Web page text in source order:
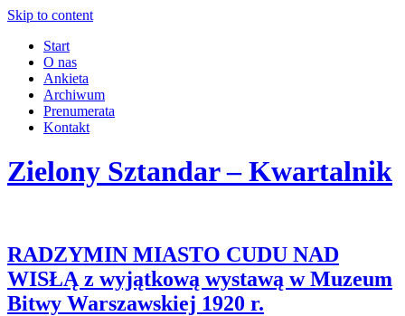
Skip to content
Start
O nas
Ankieta
Archiwum
Prenumerata
Kontakt
Zielony Sztandar – Kwartalnik
RADZYMIN MIASTO CUDU NAD
WISŁĄ z wyjątkową wystawą w Muzeum
Bitwy Warszawskiej 1920 r.